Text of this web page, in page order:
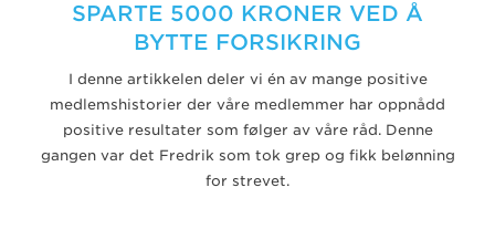
SPARTE 5000 KRONER VED Å
BYTTE FORSIKRING
I denne artikkelen deler vi én av mange positive
medlemshistorier der våre medlemmer har oppnådd
positive resultater som følger av våre råd. Denne
gangen var det Fredrik som tok grep og fikk belønning
for strevet.